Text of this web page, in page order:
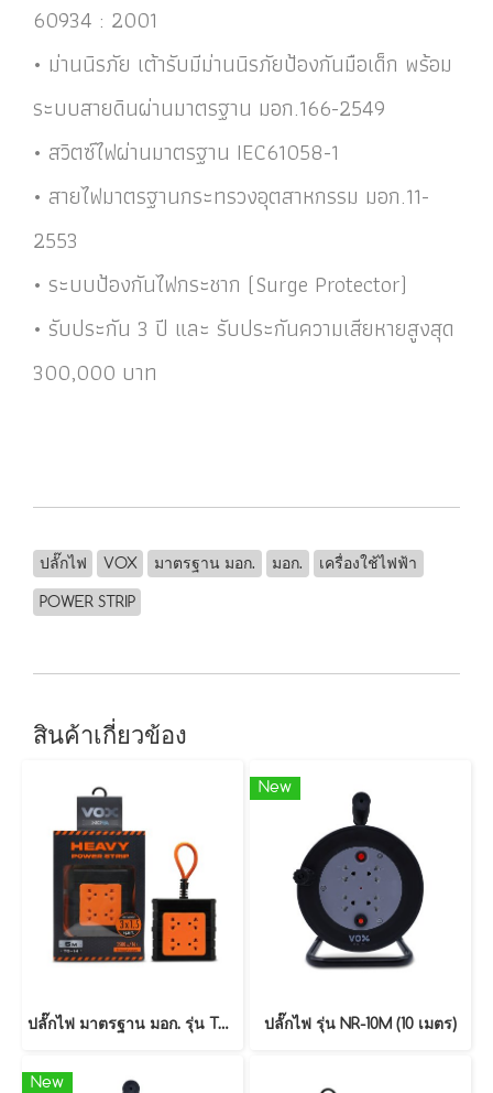
60934 : 2001
• ม่านนิรภัย เต้ารับมีม่านนิรภัยป้องกันมือเด็ก พร้อม
ระบบสายดินผ่านมาตรฐาน มอก.166-2549
• สวิตซ์ไฟผ่านมาตรฐาน IEC61058-1
• สายไฟมาตรฐานกระทรวงอุตสาหกรรม มอก.11-
2553
• ระบบป้องกันไฟกระชาก (Surge Protector)
• รับประกัน 3 ปี และ รับประกันความเสียหายสูงสุด
300,000 บาท
ปลั๊กไฟ VOX มาตรฐาน มอก. มอก. เครื่องใช้ไฟฟ้า
POWER STRIP
สินค้าเกี่ยวข้อง
ปลั๊กไฟ มาตรฐาน มอก. รุ่น TO-14 (5 เมตร)
New
ปลั๊กไฟ รุ่น NR-10M (10 เมตร)
New